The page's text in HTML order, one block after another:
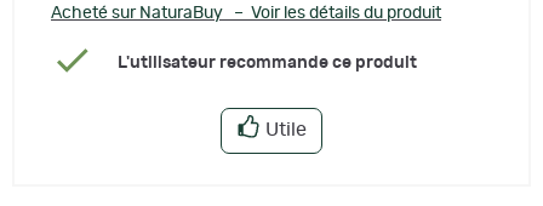
Acheté sur NaturaBuy – Voir les détails du produit
L'utilisateur recommande ce produit
Utile